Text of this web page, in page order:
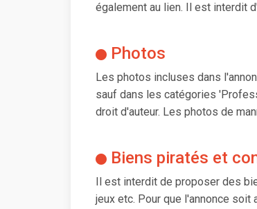
également au lien. Il est interdit
Photos
Les photos incluses dans
sauf dans les catégories
droit d'auteur. Les photos de
Biens piratés et
Il est interdit de proposer des
jeux etc. Pour que l'annonce